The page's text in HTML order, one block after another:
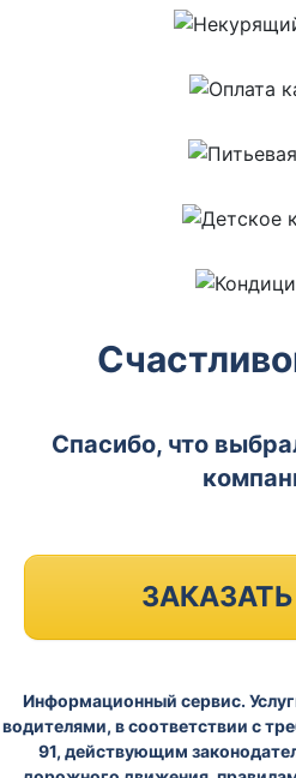
Спасибо, что
Информационный сервис.
водителями, в соответствии с
91, действующим